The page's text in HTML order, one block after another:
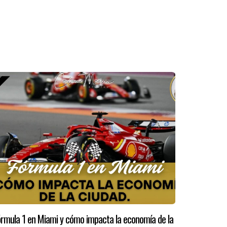
1 en Miami y cómo impacta la economía de la